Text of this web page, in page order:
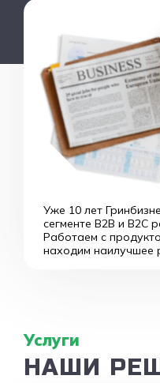
Уже 10 лет
сегменте B2B и B2C
Работаем с
находим наилучшее
Услуги
НАШИ